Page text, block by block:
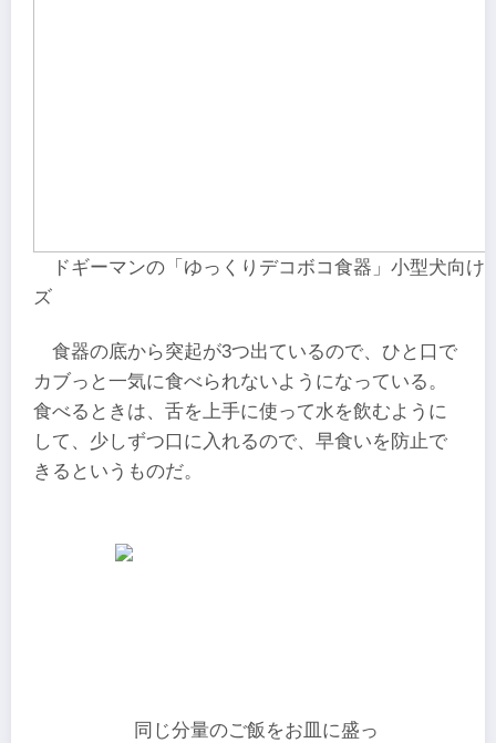
ドギーマンの「ゆっくりデコボコ食器」小型犬向け
ズ
食器の底から突起が3つ出ているので、ひと口で
カブっと一気に食べられないようになっている。
食べるときは、舌を上手に使って水を飲むように
して、少しずつ口に入れるので、早食いを防止で
きるというものだ。
同じ分量のご飯をお皿に盛っ